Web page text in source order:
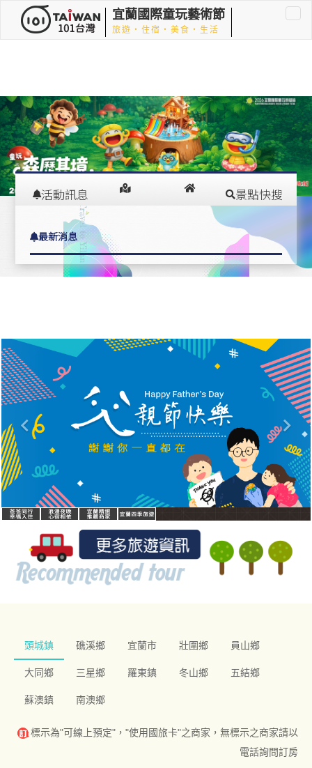
宜蘭國際童玩藝術節
旅遊‧住宿‧美食‧生活
車
活動訊息
住宿推薦
景點快搜
最新消息
頭城鎮 礁溪鄉 宜蘭市 壯圍鄉 員山鄉
大同鄉 三星鄉 羅東鎮 冬山鄉 五結鄉
蘇澳鎮 南澳鄉
標示為"可線上預定"，"使用國旅卡"之商家，無標示之商家請以
電話詢問訂房